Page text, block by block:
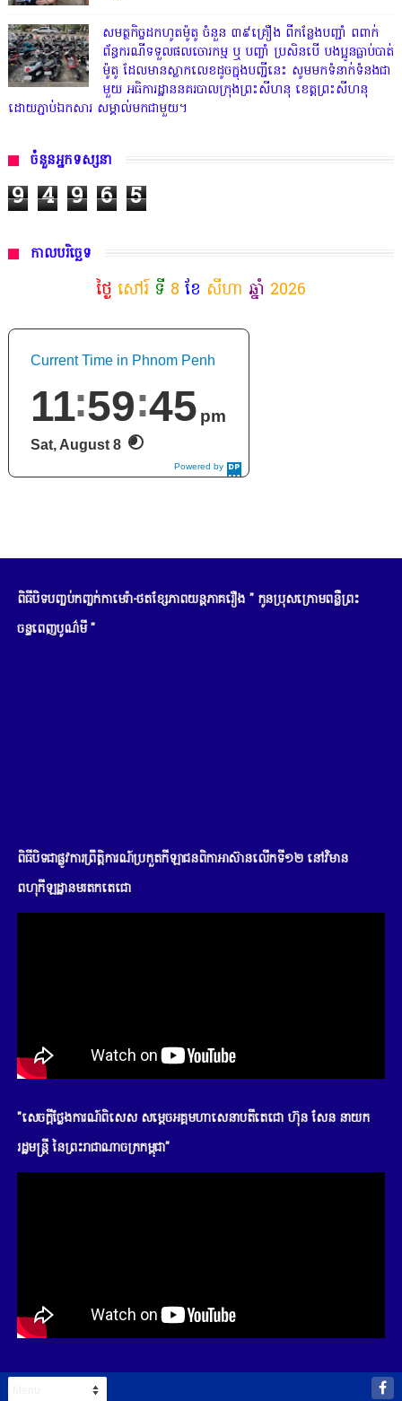
សមត្ថកិច្ចដកហូតម៉ូតូ ចំនួន ៣៩គ្រឿង ពីកន្លែងបញ្ជាំ ពពាក់
ព័ន្ធករណីទទួលផលចោរកម្ម ឬ បញ្ចាំ ប្រសិនបើ បងប្អូនធ្លាប់បាត់
ម៉ូតូ ដែលមានស្លាកលេខដូចក្នុងបញ្ជីនេះ សូមមកទំនាក់ទំនងជា
មួយ អធិការដ្ឋាននគរបាលក្រុងព្រះសីហនុ ខេត្តព្រះសីហនុ
ដោយភ្ជាប់ឯកសារ សម្គាល់មកជាមួយ។
ចំនួនអ្នកទស្សនា
9 4 9 6 5
កាលបរិច្ឆេទ
ថ្ងៃ សៅរ៍ទី 8 ខែ សីហា ឆ្នាំ 2026
Powered by
DaysPedia.c
Current Time in Phnom Penh
11 59 46 pm
Sat, August 8
ពិធីបិទបញ្ចប់កញ្ចក់កាមេរ៉ា-ថតខ្សែភាពយន្តភាគរឿង " កូនប្រុសក្រោមពន្លឺព្រះ
ចន្ទពេញបូណ៌មី "
ពិធីបិទជាផ្លូវការព្រឹត្តិការណ៍ប្រកួតកីឡាជនពិកាអាស៊ានលើកទី១២ នៅវិមាន
ពហុកីឡដ្ឋានមរតកតេជោ
"សេចក្តីថ្លែងការណ៍ពិសេស សម្តេចអគ្គមហាសេនាបតីតេជោ ហ៊ុន សែន នាយក
រដ្ឋមន្រ្តី នៃព្រះរាជាណាចក្រកម្ពុជា"